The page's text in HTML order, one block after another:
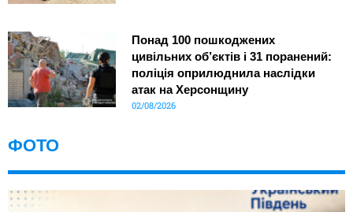
Понад 100 пошкоджених
цивільних об’єктів і 31 поранений:
поліція оприлюднила наслідки
атак на Херсонщину
02/08/2026
ФОТО